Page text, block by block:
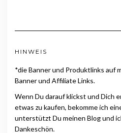
HINWEIS
*die Banner und Produktlinks auf
Banner und Affiliate Links.
Wenn Du darauf klickst und Dich
etwas zu kaufen, bekomme ich
unterstützt Du meinen Blog und
Dankeschön.